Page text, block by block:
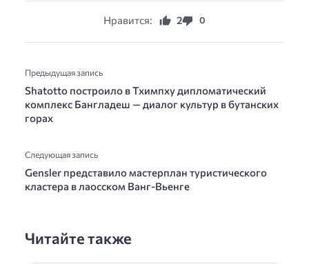
Нравится: 2 0
Предыдущая запись
Shatotto построило в Тхимпху дипломатический
комплекс Бангладеш — диалог культур в бутанских
горах
Следующая запись
Gensler представило мастерплан туристического
кластера в лаосском Ванг-Вьенге
Читайте также